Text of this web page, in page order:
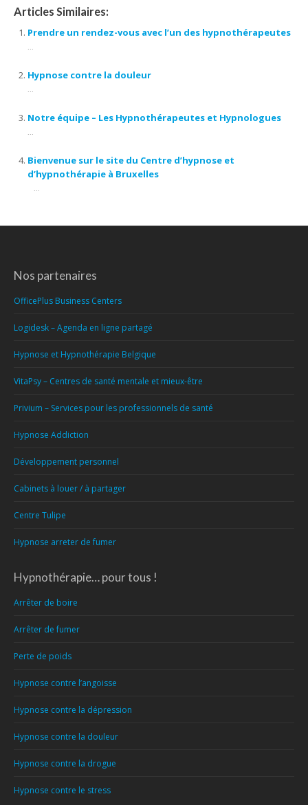
Articles Similaires:
Prendre un rendez-vous avec l’un des hypnothérapeutes
...
Hypnose contre la douleur
...
Notre équipe – Les Hypnothérapeutes et Hypnologues
...
Bienvenue sur le site du Centre d’hypnose et
d’hypnothérapie à Bruxelles
...
Nos partenaires
OfficePlus Business Centers
Logidesk – Agenda en ligne partagé
Hypnose et Hypnothérapie Belgique
VitaPsy – Centres de santé mentale et mieux-être
Privium – Services pour les professionnels de santé
Hypnose Addiction
Développement personnel
Cabinets à louer / à partager
Centre Tulipe
Hypnose arreter de fumer
Hypnothérapie… pour tous !
Arrêter de boire
Arrêter de fumer
Perte de poids
Hypnose contre l’angoisse
Hypnose contre la dépression
Hypnose contre la douleur
Hypnose contre la drogue
Hypnose contre le stress